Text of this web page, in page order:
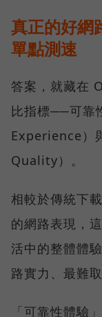
真正的好網
單點測速
答案，就藏在
比指標──可靠
Experience）
Quality）。
相較於傳統下
的網路表現，
活中的整體體
路實力、最難
「可靠性體驗